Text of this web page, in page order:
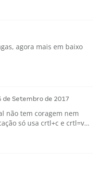
agora mais em baixo
de Setembro de 2017
não tem coragem nem
só usa crtl+c e crtl=v…